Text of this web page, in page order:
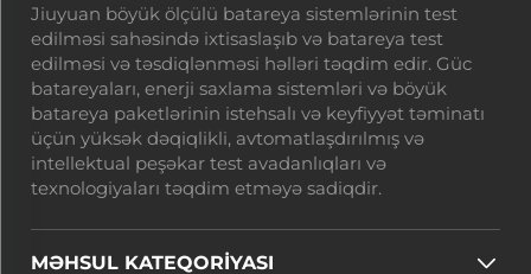
Jiuyuan böyük ölçülü batareya sistemlərinin test
edilməsi sahəsində ixtisaslaşıb və batareya test
edilməsi və təsdiqlənməsi həlləri təqdim edir. Güc
batareyaları, enerji saxlama sistemləri və böyük
batareya paketlərinin istehsalı və keyfiyyət təminatı
üçün yüksək dəqiqlikli, avtomatlaşdırılmış və
intellektual peşəkar test avadanlıqları və
texnologiyaları təqdim etməyə sadiqdir.
MƏHSUL KATEQORİYASI